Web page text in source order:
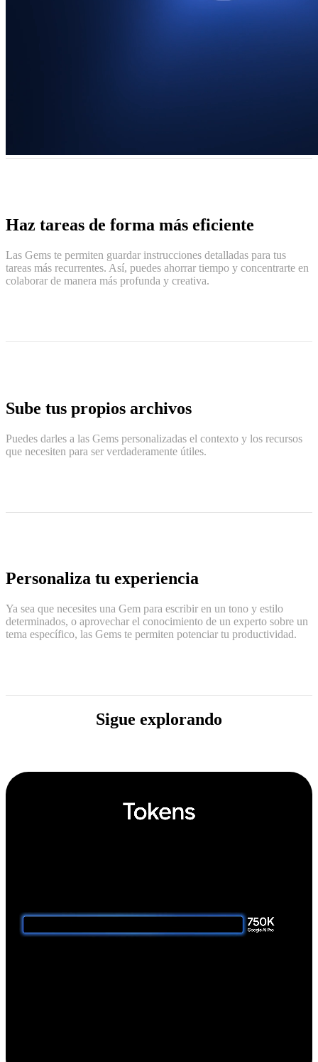
Haz tareas de forma más eficiente
Las Gems te permiten guardar instrucciones detalladas para tus
tareas más recurrentes. Así, puedes ahorrar tiempo y concentrarte en
colaborar de manera más profunda y creativa.
Sube tus propios archivos
Puedes darles a las Gems personalizadas el contexto y los recursos
que necesiten para ser verdaderamente útiles.
Personaliza tu experiencia
Ya sea que necesites una Gem para escribir en un tono y estilo
determinados, o aprovechar el conocimiento de un experto sobre un
tema específico, las Gems te permiten potenciar tu productividad.
Sigue explorando